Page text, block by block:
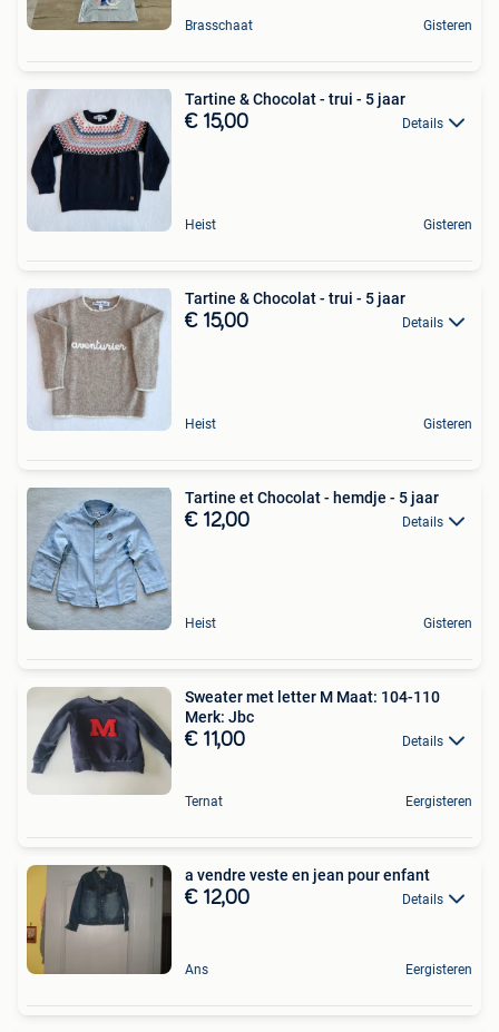
Brasschaat Gisteren
Tartine & Chocolat - trui - 5 jaar
€ 15,00 Details
Heist Gisteren
Tartine & Chocolat - trui - 5 jaar
€ 15,00 Details
Heist Gisteren
Tartine et Chocolat - hemdje - 5 jaar
€ 12,00 Details
Heist Gisteren
Sweater met letter M Maat: 104-110
Merk: Jbc
€ 11,00 Details
Ternat Eergisteren
a vendre veste en jean pour enfant
€ 12,00 Details
Ans Eergisteren